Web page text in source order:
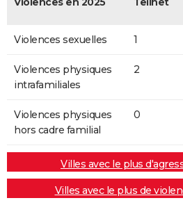
Violences sexuelles 1
Violences physiques
intrafamiliales
2
Violences physiques
hors cadre familial
0
Villes avec le plus
Villes avec le plus de